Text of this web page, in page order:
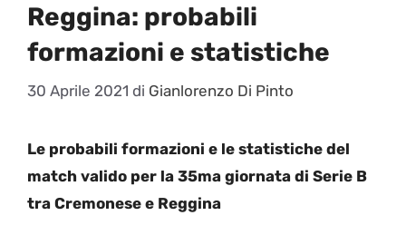
Reggina: probabili
formazioni e statistiche
30 Aprile 2021 di Gianlorenzo Di Pinto
Le probabili formazioni e le statistiche del
match valido per la 35ma giornata di Serie B
tra Cremonese e Reggina